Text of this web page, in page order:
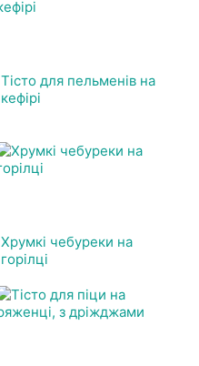
Тісто для пельменів на
кефірі
Хрумкі чебуреки на
горілці